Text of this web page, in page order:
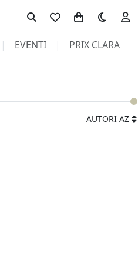
Toggle
EVENTI PRIX CLARA
AUTORI AZ